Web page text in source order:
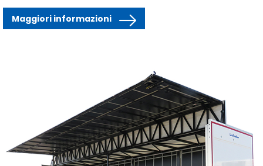
Maggiori informazioni